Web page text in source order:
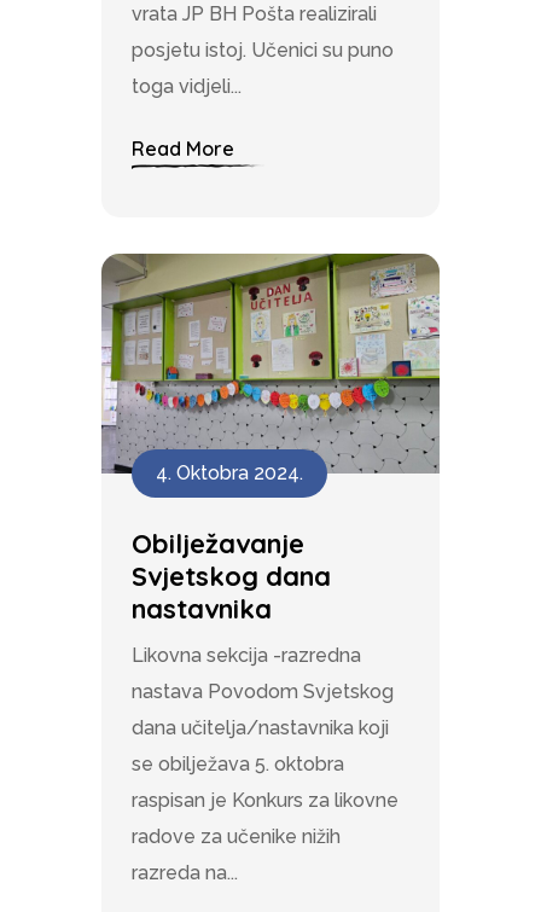
vrata JP BH Pošta realizirali
posjetu istoj. Učenici su puno
toga vidjeli...
Read More
4. Oktobra 2024.
Obilježavanje
Svjetskog dana
nastavnika
Likovna sekcija -razredna
nastava Povodom Svjetskog
dana učitelja/nastavnika koji
se obilježava 5. oktobra
raspisan je Konkurs za likovne
radove za učenike nižih
razreda na...